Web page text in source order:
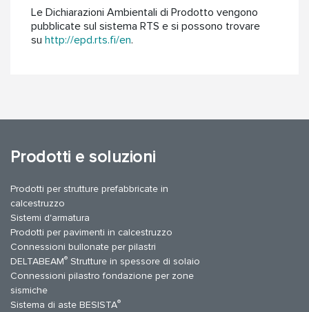
Le Dichiarazioni Ambientali di Prodotto vengono
pubblicate sul sistema RTS e si possono trovare
su http://epd.rts.fi/en.
Prodotti e soluzioni
Prodotti per strutture prefabbricate in
calcestruzzo
Sistemi d'armatura
Prodotti per pavimenti in calcestruzzo
Connessioni bullonate per pilastri
DELTABEAM® Strutture in spessore di solaio
Connessioni pilastro fondazione per zone
sismiche
Sistema di aste BESISTA®